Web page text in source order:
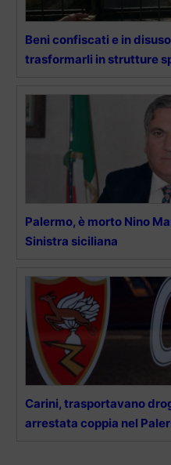
Beni confiscati e in
trasformarli in strutture
Palermo, è morto Nino
Sinistra siciliana
Carini, trasportavano
arrestata coppia nel